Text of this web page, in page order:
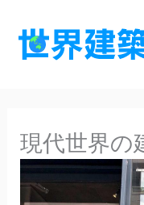
現代世界の